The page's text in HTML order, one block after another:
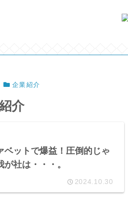
企業紹介
介
ベットで爆益！圧倒的じゃ
が社は・・・。
2024.10.30